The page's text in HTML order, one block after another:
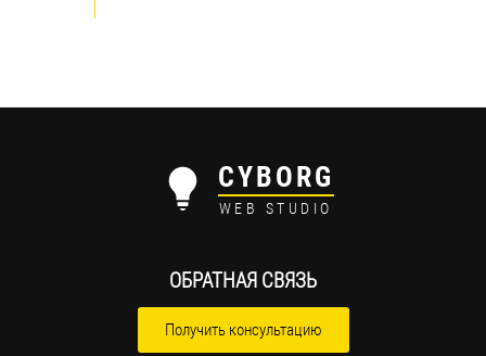
CYBORG
WEB STUDIO
ОБРАТНАЯ СВЯЗЬ
Получить консультацию